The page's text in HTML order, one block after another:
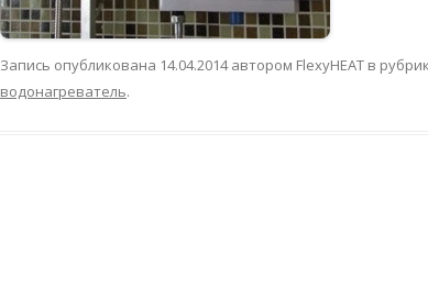
Запись опубликована 14.04.2014автором FlexyHEAT в
водонагреватель.